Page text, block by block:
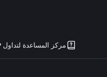
مركز المساعدة لتداول P2P